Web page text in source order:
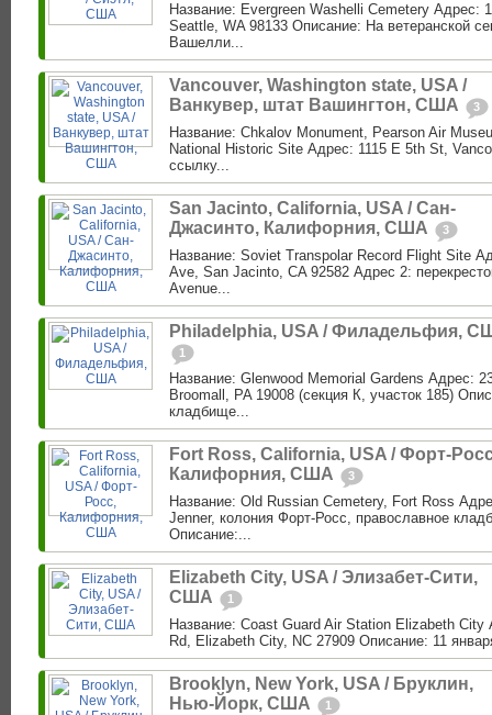
Название: Evergreen Washelli Cemetery Адрес:
Seattle, WA 98133 Описание: На ветеранской
Вашелли...
Vancouver, Washington state, USA /
Ванкувер, штат Вашингтон, США
3
Название: Chkalov Monument, Pearson Air
National Historic Site Адрес: 1115 E 5th St,
ссылку...
San Jacinto, California, USA / Сан-
Джасинто, Калифорния, США
3
Название: Soviet Transpolar Record Flight Site
Ave, San Jacinto, CA 92582 Адрес 2:
Avenue...
Philadelphia, USA / Филадельфия,
1
Название: Glenwood Memorial Gardens Адрес:
Broomall, PA 19008 (секция К, участок 185)
кладбище...
Fort Ross, California, USA / Форт-
Калифорния, США
3
Название: Old Russian Cemetery, Fort Ross
Jenner, колония Форт-Росс, православное
Описание:...
Elizabeth City, USA / Элизабет-Сити,
США
1
Название: Coast Guard Air Station Elizabeth
Rd, Elizabeth City, NC 27909 Описание: 11
Brooklyn, New York, USA / Бруклин,
Нью-Йорк, США
1